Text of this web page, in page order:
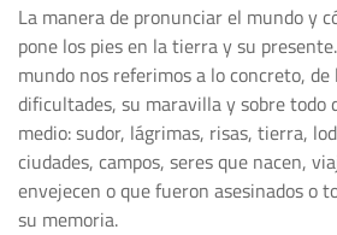
La manera de pronunciar el mundo y
pone los pies en la tierra y su
mundo nos referimos a lo concreto, de
dificultades, su maravilla y sobre todo
medio: sudor, lágrimas, risas, tierra,
ciudades, campos, seres que nacen,
envejecen o que fueron asesinados o
su memoria.